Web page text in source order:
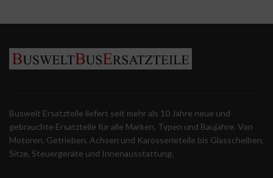
Buswelt Ersatzteile liefert seit mehr als 10 Jahre neue und
gebrauchte Ersatzteile für alle Marken, Typen und Baujahre. Von
Motoren, Getrieben, Achsen und Karosserieteile bis Glasscheiben,
Sitze, Steuergeräte und Innenausstattung.